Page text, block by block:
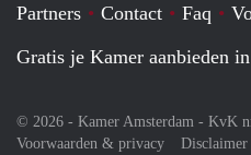
Partners Contact Faq
Gratis je Kamer aanbieden
© 2026 - Kamer Amsterdam - KvK
Voorwaarden & privacy
Disclaimer